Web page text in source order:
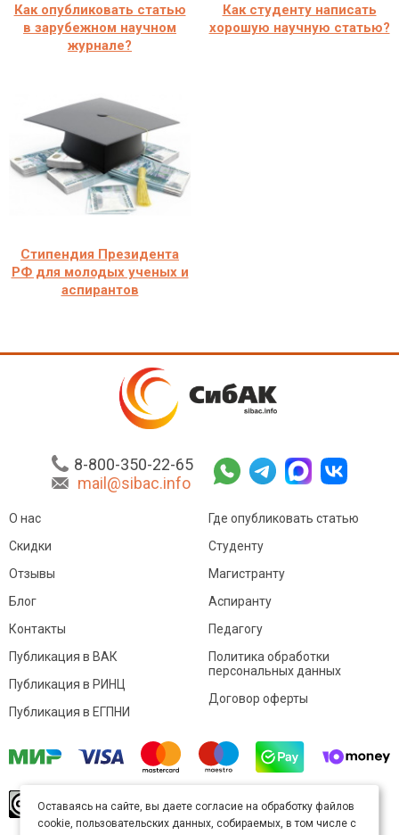
Как опубликовать статью
в зарубежном научном
журнале?
Как студенту написать
хорошую научную статью?
Стипендия Президента
РФ для молодых ученых и
аспирантов
8-800-350-22-65
mail@sibac.info
О нас
Скидки
Отзывы
Блог
Контакты
Где опубликовать статью
Студенту
Магистранту
Аспиранту
Педагогу
Публикация в ВАК
Публикация в РИНЦ
Публикация в ЕГПНИ
Политика обработки
персональных данных
Договор оферты
произведение доступно полицензии Creative
Commons «Attribution» («Атрибуция») 4.0
Оставаясь на сайте, вы даете согласие на обработку файлов
cookie, пользовательских данных, собираемых, в том числе с